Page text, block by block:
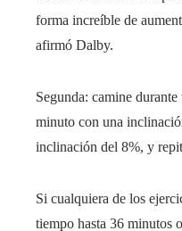
forma increíble de
afirmó Dalby.
Segunda: camine
minuto con una
inclinación del 8%, y
Si cualquiera de los
tiempo hasta 36 minutos